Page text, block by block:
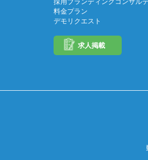
料金プラン
デモリクエスト
求人掲載